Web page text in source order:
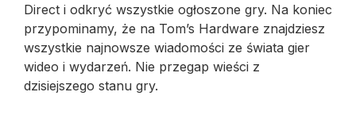
Direct i odkryć wszystkie ogłoszone gry. Na koniec
przypominamy, że na Tom’s Hardware znajdziesz
wszystkie najnowsze wiadomości ze świata gier
wideo i wydarzeń. Nie przegap wieści z
dzisiejszego stanu gry.